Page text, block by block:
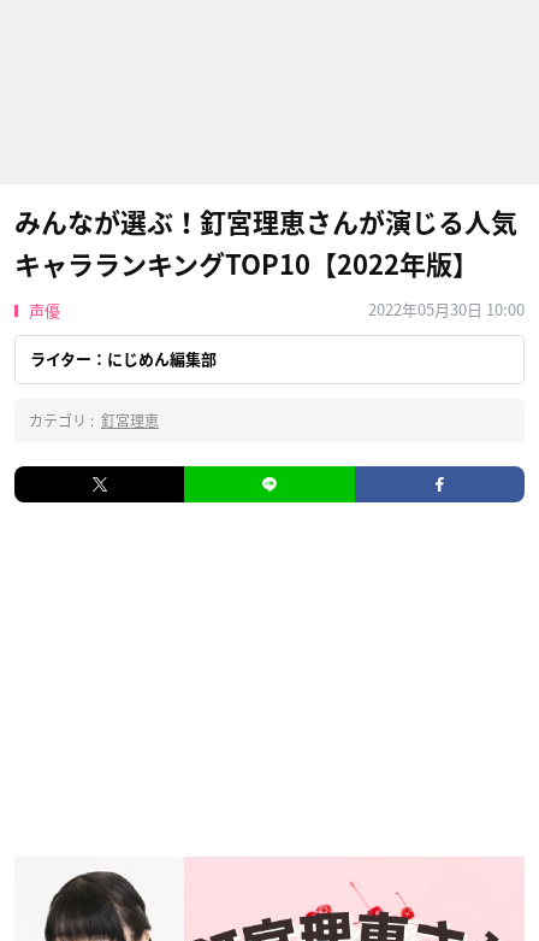
みんなが選ぶ！釘宮理恵さんが演じる人気
キャラランキングTOP10【2022年版】
声優 2022年05月30日 10:00
ライター：にじめん編集部
カテゴリ : 釘宮理恵